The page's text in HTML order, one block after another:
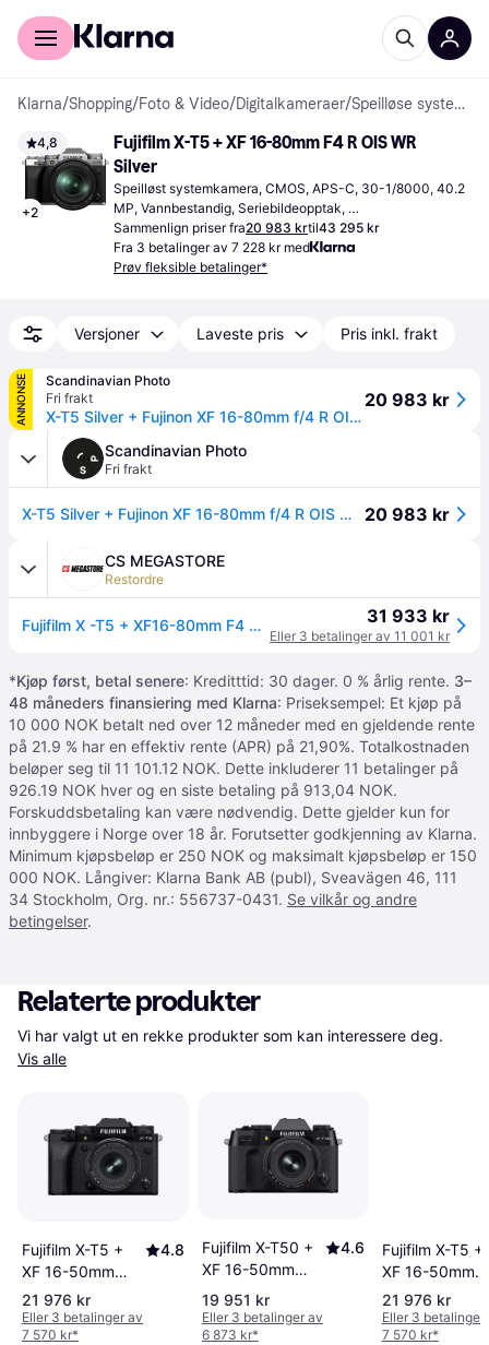
For kunder
Klarna/Shopping/Foto & Video/Digitalkameraer/ Speilløse systemkameraer
4,8
+2
Fujifilm X-T5 + XF 16-80mm F4 R OIS WR
Silver
Speilløst systemkamera, CMOS, APS-C, 30-1/8000, 40.2
MP, Vannbestandig, Seriebildeopptak,
Ansiktsgjenkjenning, 557g
Sammenlign priser fra20 983 krtil43 295 kr
Fra 3 betalinger av 7 228 kr med
Prøv fleksible betalinger*
Versjoner Laveste pris Pris inkl. frakt
ANNONSE
Scandinavian Photo
Fri frakt
X-T5 Silver + Fujinon XF 16-80mm f/4 R OIS WR EU
20 983 kr
Scandinavian Photo
Fri frakt
X-T5 Silver + Fujinon XF 16-80mm f/4 R OIS WR EU 20 983 kr
CS MEGASTORE
Restordre
Fujifilm X -T5 + XF16-80mm F4 R OIS WR, 40,2 MP, 7728 x 5152 piksler, X-Trans CMOS 5 HR, 6.2K, Berøringsskjerm, Sølv 31 933 kr
Eller 3 betalinger av 11 001 kr
*Kjøp først, betal senere: Kreditttid: 30 dager. 0 % årlig rente. 3–
48 måneders finansiering med Klarna: Priseksempel: Et kjøp på
10 000 NOK betalt ned over 12 måneder med en gjeldende rente
på 21.9 % har en effektiv rente (APR) på 21,90%. Totalkostnaden
beløper seg til 11 101.12 NOK. Dette inkluderer 11 betalinger på
926.19 NOK hver og en siste betaling på 913,04 NOK.
Forskuddsbetaling kan være nødvendig. Dette gjelder kun for
innbyggere i Norge over 18 år. Forutsetter godkjenning av Klarna.
Minimum kjøpsbeløp er 250 NOK og maksimalt kjøpsbeløp er 150
000 NOK. Långiver: Klarna Bank AB (publ), Sveavägen 46, 111
34 Stockholm, Org. nr.: 556737-0431. Se vilkår og andre
betingelser.
Relaterte produkter
Vis alle
Fujifilm X-T5 +
XF 16-50mm
F2.8-4.8 R LM
WR Black
4.8
21 976 kr
Eller 3 betalinger av
7 570 kr*
Fujifilm X-T50 +
XF 16-50mm
F2.8-4.8 R LM
WR
4.6
19 951 kr
Eller 3 betalinger av
6 873 kr*
Fujifilm X-T5 +
XF 16-50mm
F2.8-4.8 R LM
WR Silver
21 976 kr
Eller 3 betalinger
7 570 kr*